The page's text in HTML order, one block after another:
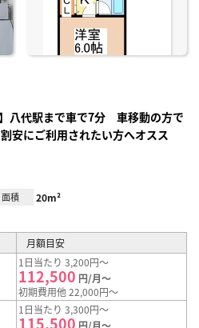
八代駅まで車で7分 車移動の方で
安にご利用されたい方へオスス
面積 20m²
月額目安
1日当たり 3,200円～
112,500 円/月～
初期費用他 22,000円～
1日当たり 3,300円～
115,500 円/月～